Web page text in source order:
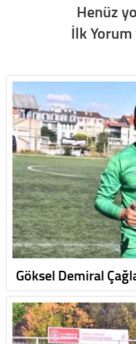
Henüz
İlk
Göksel Demiral